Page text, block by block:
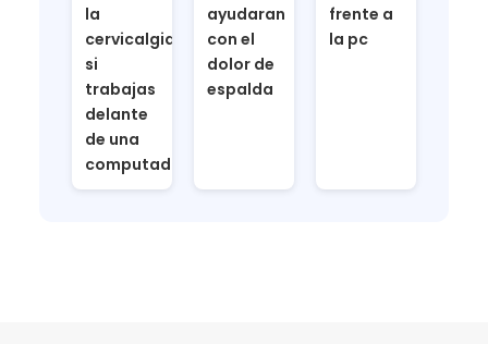
la
cervicalgia
si
trabajas
delante
de una
computadora
ayudaran
con el
dolor de
espalda
frente a
la pc